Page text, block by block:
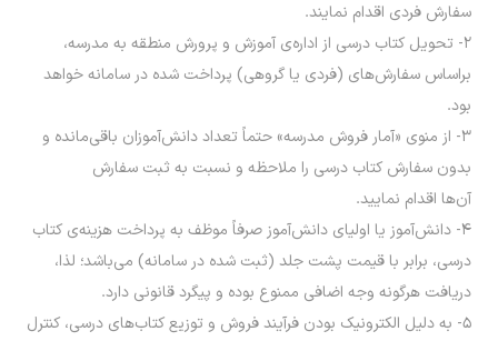
سفارش فردی اقدام نمایند.
۲- تحویل کتاب درسی از اداره‌ی آموزش و پرورش منطقه به مدرسه،
براساس سفارش‌های (فردی یا گروهی) پرداخت شده در سامانه خواهد
بود.
۳- از منوی «آمار فروش مدرسه» حتماً تعداد دانش‌آموزان باقی‌مانده و
بدون سفارش کتاب درسی را ملاحظه و نسبت به ثبت سفارش
آن‌ها اقدام نمایید.
۴- دانش‌آموز یا اولیای دانش‌آموز صرفاً موظف به پرداخت هزینه‌ی کتاب
درسی، برابر با قیمت پشت جلد (ثبت شده در سامانه) می‌باشد؛ لذا،
دریافت هرگونه وجه اضافی ممنوع بوده و پیگرد قانونی دارد.
۵- به دلیل الکترونیک بودن فرآیند فروش و توزیع کتاب‌های درسی، کنترل